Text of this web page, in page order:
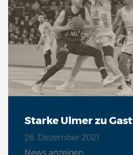
Starke Ulmer zu Gast
26. Dezember 2021
News anzeigen